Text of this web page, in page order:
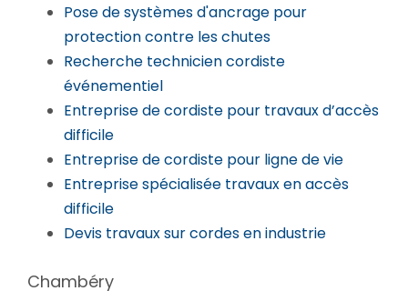
Pose de systèmes d'ancrage pour
protection contre les chutes
Recherche technicien cordiste
événementiel
Entreprise de cordiste pour travaux d’accès
difficile
Entreprise de cordiste pour ligne de vie
Entreprise spécialisée travaux en accès
difficile
Devis travaux sur cordes en industrie
Chambéry